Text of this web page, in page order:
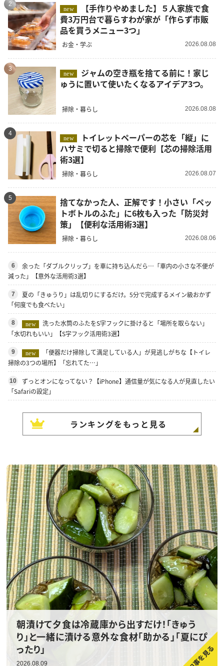
2
new
費3万円台で暮らすわが家が「作らず市販
品を買うメニュー3つ」
お金・学ぶ 2026.08.08
3
new
ゅうに置いて使いたくなるアイデア3つ。
掃除・暮らし 2026.08.08
4
new
ハサミで切ると掃除で便利【芯の掃除活用
術3選】
掃除・暮らし 2026.08.07
5
捨てなかった人、正解です！小さい「ペッ
トボトルのふた」に6枚も入った「防災対
策」【便利な活用術3選】
掃除・暮らし 2026.08.06
6
余った「ダブルクリップ」を車に持ち込んだら…「車内の小さな不便が
減った」【意外な活用術3選】
7
夏の「きゅうり」は乱切りにするだけ。5分で完成するメイン級おかず
「何度でも食べたい」
8 new
洗った水筒のふたをS字フックに掛けると「場所を取らない」
「水切れもいい」【S字フック活用術3選】
9 new
「便器だけ掃除して満足している人」が見逃しがちな【トイレ
掃除の3つの場所】「忘れてた…」
10
ずっとオンになってない？【iPhone】通信量が気になる人が見直したい
「Safariの設定」
ランキングをもっと見る
朝漬けて夕食は冷蔵庫から出すだけ！「きゅう
り」と一緒に漬ける意外な食材「助かる」「夏にぴ
ったり」
2026.08.09